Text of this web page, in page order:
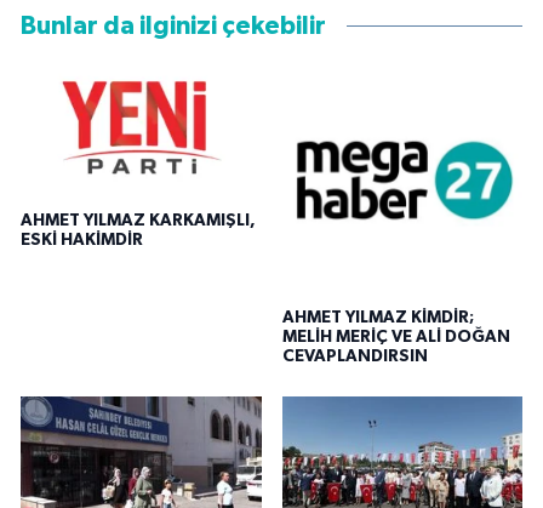
Bunlar da ilginizi çekebilir
AHMET YILMAZ KARKAMIŞLI,
ESKİ HAKİMDİR
AHMET YILMAZ KİMDİR;
MELİH MERİÇ VE ALİ DOĞAN
CEVAPLANDIRSIN